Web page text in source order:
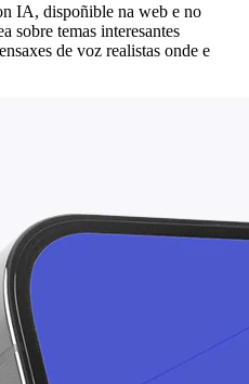
IA, dispoñible na web e no
sobre temas interesantes
de voz realistas onde e